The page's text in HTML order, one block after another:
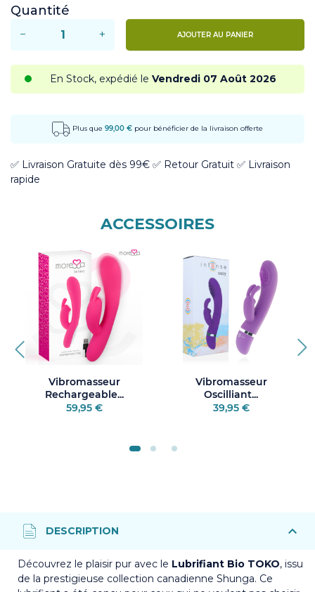
Quantité
− + AJOUTER AU PANIER
En Stock, expédié le Vendredi 07 Août 2026
Plus que 99,00 € pour bénéficier de la livraison offerte
✅ ​Livraison Gratuite dès 99€ ✅ ​Retour Gratuit ✅​ Livraison
rapide
ACCESSOIRES
Vibromasseur
Rechargeable...
59,95 €
Vibromasseur
Oscilliant...
39,95 €
Découvrez le plaisir pur avec le Lubrifiant Bio TOKO, issu
de la prestigieuse collection canadienne Shunga. Ce